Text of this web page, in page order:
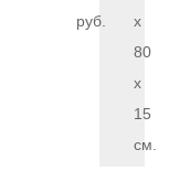
руб.
x
80
x
15
см.